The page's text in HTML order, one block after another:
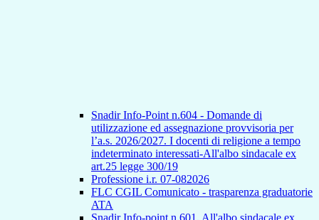
Snadir Info-Point n.604 - Domande di
utilizzazione ed assegnazione provvisoria per
l’a.s. 2026/2027. I docenti di religione a tempo
indeterminato interessati-All'albo sindacale ex
art.25 legge 300/19
Professione i.r. 07-082026
FLC CGIL Comunicato - trasparenza graduatorie
ATA